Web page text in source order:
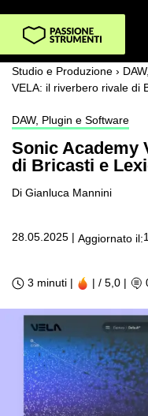
Studio e Produzione ›
VELA: il riverbero rivale di
DAW, Plugin e Software
Sonic Academy
di Bricasti e
Di Gianluca Mannini
28.05.2025 | Aggiornato il:
3 minuti | | / 5,0 |